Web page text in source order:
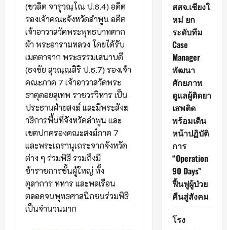
(ชวลิต จารุวณฺโณ ป.ธ.4) อดีต
รองเจ้าคณะจังหวัดลำพูน อดีต
เจ้าอาวาสวัดพระพุทธบาทตาก
ผ้า พระอารามหลวง โดยได้รับ
เมตตาจาก พระธรรมเสนาบดี
(ธงชัย สุวณฺณสิริ ป.ธ.7) รองเจ้า
คณะภาค 7 เจ้าอาวาสวัดพระ
ธาตุดอยสุเทพ ราชวรวิหาร เป็น
ประธานฝ่ายสงฆ์ และมีพระสังฆ
าธิการพื้นที่จังหวัดลำพูน และ
เขตปกครองคณะสงฆ์ภาค 7
และพระเถรานุเถระจากจังหวัด
ต่าง ๆ ร่วมพิธี รวมถึงมี
ข้าราชการชั้นผู้ใหญ่ ทั้ง
ตุลาการ ทหาร และพลเรือน
ตลอดจนพุทธศาสนิกชนร่วมพิธี
เป็นจำนวนมาก
สสจ.เชียงใ
หม่ ยก
ระดับทีม
Case
Manager
พัฒนา
ศักยภาพ
ดูแลผู้ติดยา
เสพติด
พร้อมเดิน
หน้าปฏิบัติ
การ
“Operation
90 Days”
ฟื้นฟูผู้ป่วย
คืนสู่สังคม
โรง